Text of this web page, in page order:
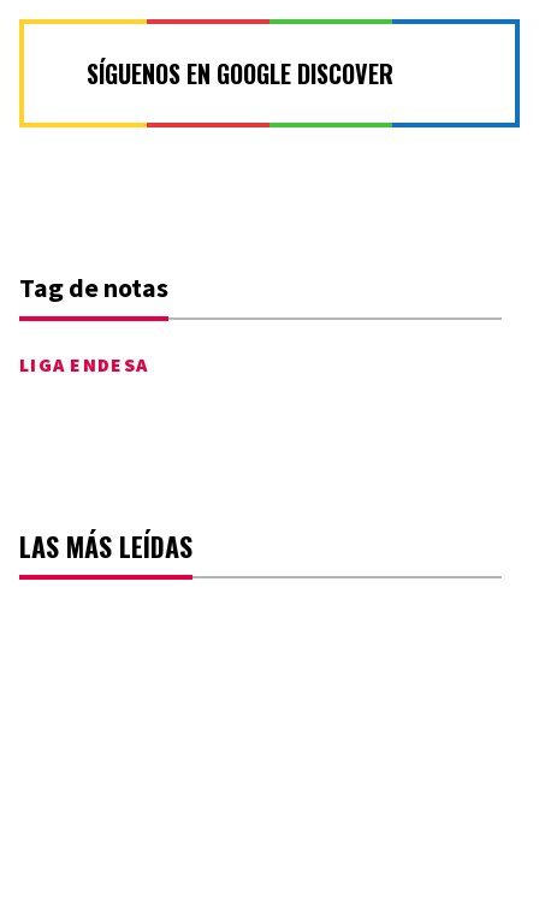
SÍGUENOS EN GOOGLE DISCOVER
Tag de notas
LIGA ENDESA
LAS MÁS LEÍDAS